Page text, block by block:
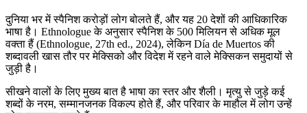
दुनिया भर में स्पैनिश करोड़ों लोग बोलते हैं, और यह 20 देशों की आधिकारिक
भाषा है। Ethnologue के अनुसार स्पैनिश के 500 मिलियन से अधिक मूल
वक्ता हैं (Ethnologue, 27th ed., 2024), लेकिन Día de Muertos की
शब्दावली खास तौर पर मेक्सिको और विदेश में रहने वाले मेक्सिकन समुदायों से
जुड़ी है।
सीखने वालों के लिए मुख्य बात है भाषा का स्तर और शैली। मृत्यु से जुड़े कई
शब्दों के नरम, सम्मानजनक विकल्प होते हैं, और परिवार के माहौल में लोग उन्हें